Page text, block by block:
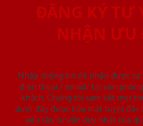
ĐĂNG KÝ TƯ
NHẬN ƯU
Nhập thông tin để nhận được tư
điện thoại / email/ tại văn
khách. Chúng tôi cam kết mọi
dưới đây được bảo mật tuyệt đối
yêu cầu tư vấn duy nhất của